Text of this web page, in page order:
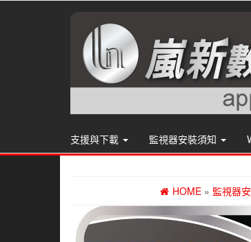
支援與下載 監視器安裝須知
HOME » 監視器